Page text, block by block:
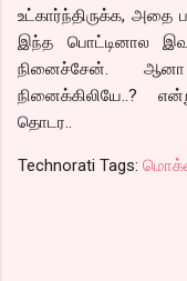
உட்கார்ந்திருக்க, அதை
இந்த பொட்டினால
நினைச்சேன்.
நினைக்கிலியே..?
தொடர..
Technorati Tags: